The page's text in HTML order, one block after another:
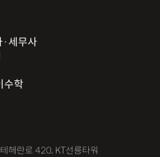
·세무사
수학
헤란로 420, KT선릉타워